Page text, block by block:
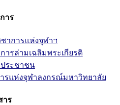
าร
าการแห่งจุฬาฯ
ารล่ามเฉลิมพระเกียรติ
ระชาชน
รแห่งจุฬาลงกรณ์มหาวิทยาลัย
าร